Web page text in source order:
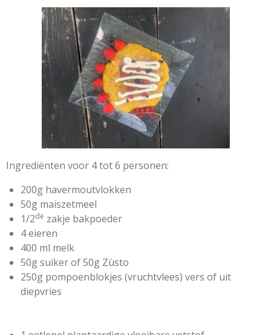
Ingrediënten voor 4 tot 6 personen:
200g havermoutvlokken
50g maiszetmeel
1/2de zakje bakpoeder
4 eieren
400 ml melk
50g suiker of 50g Zùsto
250g pompoenblokjes (vruchtvlees) vers of uit
diepvries